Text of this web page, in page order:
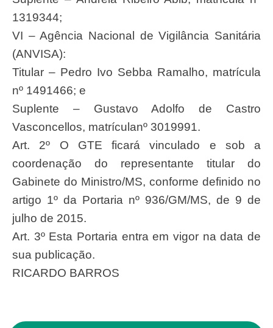
1319344;
VI – Agência Nacional de Vigilância Sanitária
(ANVISA):
Titular – Pedro Ivo Sebba Ramalho, matrícula
nº 1491466; e
Suplente – Gustavo Adolfo de Castro
Vasconcellos, matrículanº 3019991.
Art. 2º O GTE ficará vinculado e sob a
coordenação do representante titular do
Gabinete do Ministro/MS, conforme definido no
artigo 1º da Portaria nº 936/GM/MS, de 9 de
julho de 2015.
Art. 3º Esta Portaria entra em vigor na data de
sua publicação.
RICARDO BARROS